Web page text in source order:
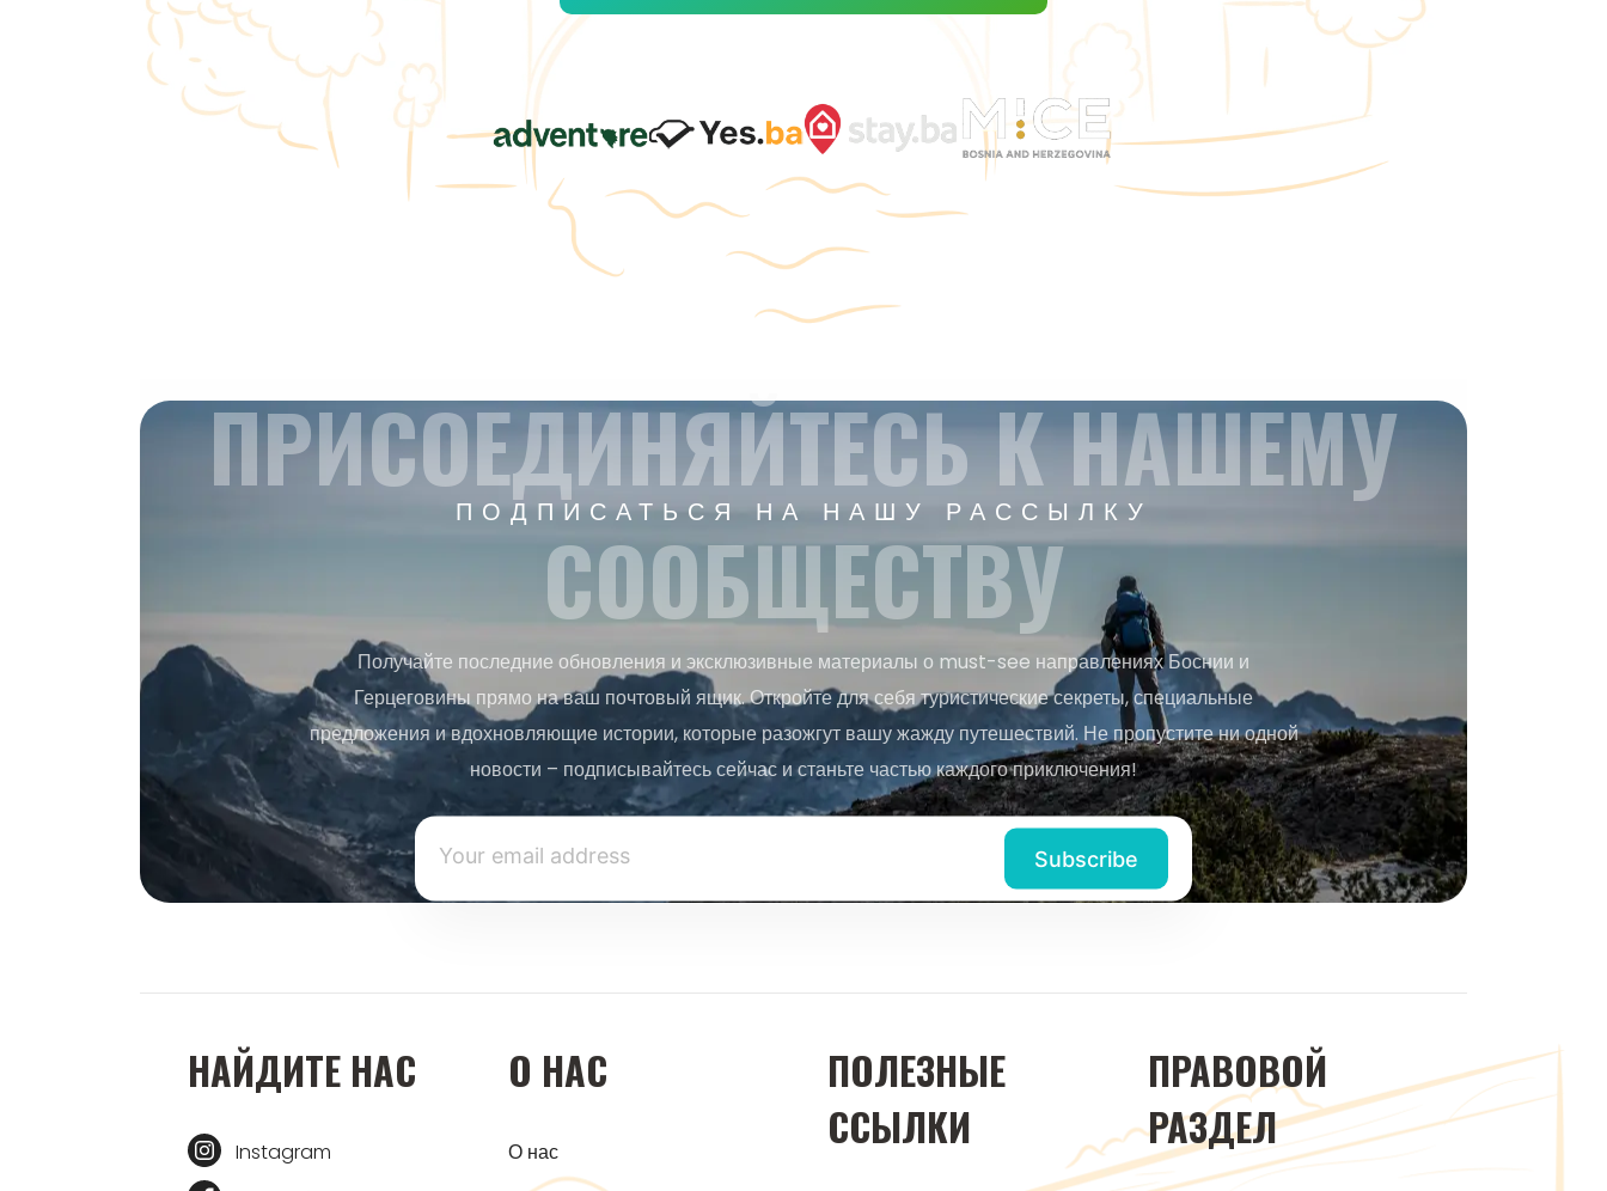
ПОДПИСАТЬСЯ НА НАШУ РАССЫЛКУ
ПРИСОЕДИНЯЙТЕСЬ К НАШЕМУ
СООБЩЕСТВУ
Получайте последние обновления и эксклюзивные материалы о must-see направлениях Боснии и
Герцеговины прямо на ваш почтовый ящик. Откройте для себя туристические секреты, специальные
предложения и вдохновляющие истории, которые разожгут вашу жажду путешествий. Не пропустите ни одной
новости – подписывайтесь сейчас и станьте частью каждого приключения!
НАЙДИТЕ НАС
Instagram
О НАС
О нас
ПОЛЕЗНЫЕ
ССЫЛКИ
ПРАВОВОЙ
РАЗДЕЛ